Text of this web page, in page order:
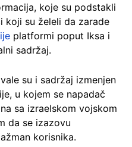
koje su podstakli
koji su želeli da zarade
platformi poput Iksa i
sadržaj.
su i sadržaj izmenjen
u kojem se napadač
sa izraelskom vojskom
da se izazovu
korisnika.